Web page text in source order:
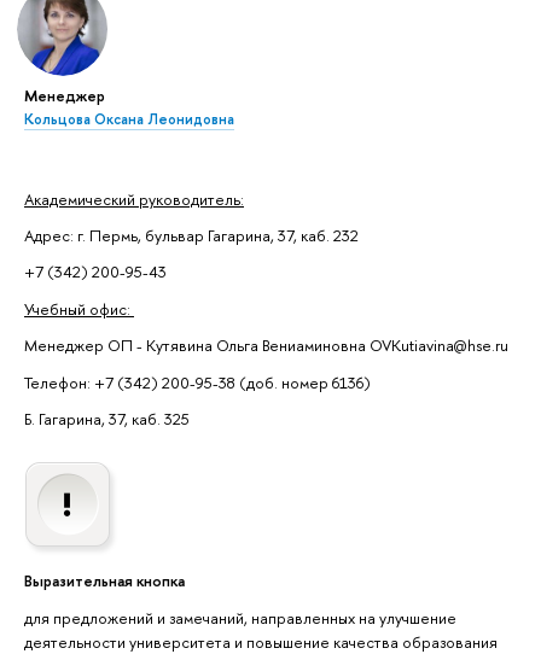
Менеджер
Кольцова Оксана Леонидовна
Академический руководитель:
Адрес: г. Пермь, бульвар Гагарина, 37, каб. 232
+7 (342) 200-95-43
Учебный офис:
Менеджер ОП - Кутявина Ольга Вениаминовна OVKutiavina@hse.ru
Телефон: +7 (342) 200-95-38 (доб. номер 6136)
Б. Гагарина, 37, каб. 325
Выразительная кнопка
для предложений и замечаний, направленных на улучшение
деятельности университета и повышение качества образования